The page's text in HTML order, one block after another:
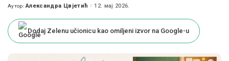
Posted
Аутор: Александра Цвјетић 12. мај 2026.
Dodaj Zelenu učionicu kao omiljeni izvor na Google-u